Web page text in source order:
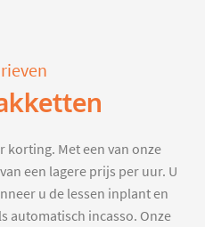
korting. Met een van onze
een lagere prijs per uur. U
u de lessen inplant en
automatisch incasso. Onze